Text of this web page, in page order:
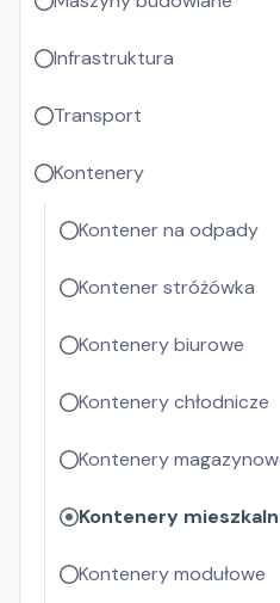
Infrastruktura
Transport
Kontenery
Kontener na odpady
Kontener stróżówka
Kontenery biurowe
Kontenery chłodnicze
Kontenery
Kontenery
Kontenery modułowe